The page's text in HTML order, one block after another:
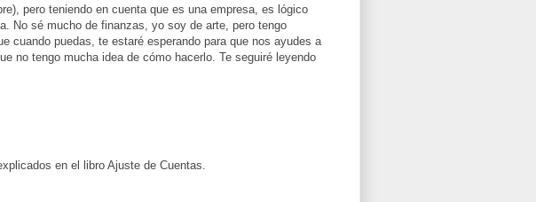
pero teniendo en cuenta que es una empresa, es lógico
No sé mucho de finanzas, yo soy de arte, pero tengo
cuando puedas, te estaré esperando para que nos ayudes a
no tengo mucha idea de cómo hacerlo. Te seguiré leyendo
en el libro Ajuste de Cuentas.